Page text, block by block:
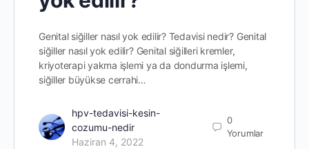
Genital siğiller nasıl yok edilir? Tedavisi nedir? Genital
siğiller nasıl yok edilir? Genital siğilleri kremler,
kriyoterapi yakma işlemi ya da dondurma işlemi,
siğiller büyükse cerrahi…
hpv-tedavisi-kesin-
cozumu-nedir
Haziran 4, 2022
0
Yorumlar